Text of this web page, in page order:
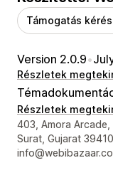
Támogatás
Version 2.0.9•
Részletek
Részletek
Dizájner
403, Amora Arcade,
Surat, Gujarat